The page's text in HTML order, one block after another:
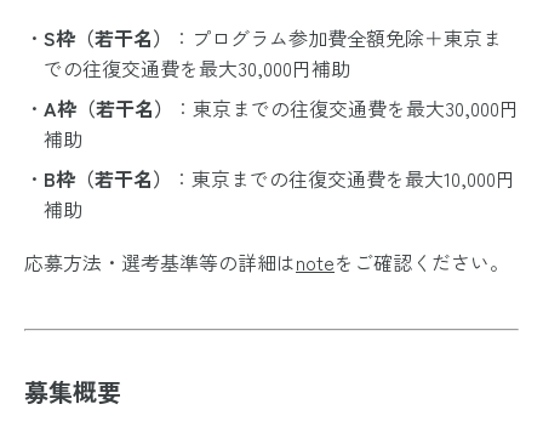
S枠（若干名）
：プログラム参加費全額免除＋東京ま
での往復交通費を最大30,000円補助
A枠（若干名）
：東京までの往復交通費を最大30,000円
補助
B枠（若干名）
：東京までの往復交通費を最大10,000円
補助
応募方法・選考基準等の詳細はnoteをご確認ください。
募集概要